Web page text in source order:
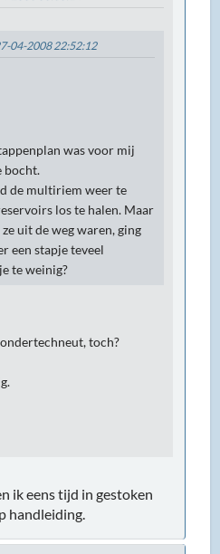
04-2008 22:52:12
was voor mij
bocht.
de multiriem weer te
los te halen. Maar
uit de weg waren, ging
een stapje teveel
te weinig?
toch?
ik eens tijd in gestoken
handleiding.